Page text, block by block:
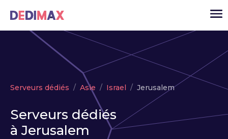
VPS
Serveurs dédiés
Serveurs dédiés Asie Israel Jerusalem
Serveurs dédiés
à Jerusalem